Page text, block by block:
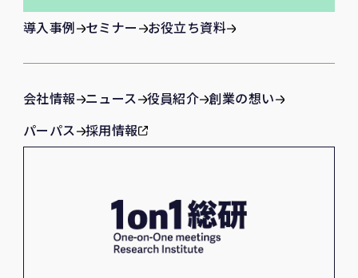
導入事例 セミナー お役立ち資料
会社情報 ニュース 役員紹介 創業の想い
パーパス
採用情報